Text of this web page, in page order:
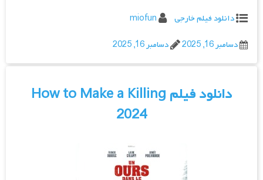
دانلود فیلم خارجی
miofun
دسامبر 16, 2025
دسامبر 16, 2025
دانلود فیلم How to Make a Killing
2024